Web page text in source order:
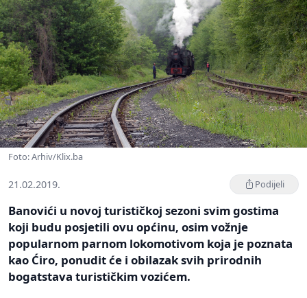
Foto: Arhiv/Klix.ba
21.02.2019. Podijeli
Banovići u novoj turističkoj sezoni svim gostima
koji budu posjetili ovu općinu, osim vožnje
popularnom parnom lokomotivom koja je poznata
kao Ćiro, ponudit će i obilazak svih prirodnih
bogatstava turističkim vozićem.